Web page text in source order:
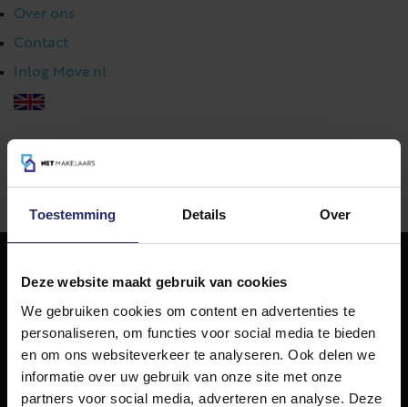
Toestemming Details Over
Deze website maakt gebruik van cookies
We gebruiken cookies om content en advertenties te
personaliseren, om functies voor social media te bieden
en om ons websiteverkeer te analyseren. Ook delen we
informatie over uw gebruik van onze site met onze
partners voor social media, adverteren en analyse. Deze
Over ons
Contact
Inlog Move.nl
023 303 54 44
NET Makelaars
NET Makelaars is een modern makelaarskantoor met
decennialange ervaring in het vak en diepgaande kennis
van de huizenmarkt in Haarlem en omstreken.
Volg ons op